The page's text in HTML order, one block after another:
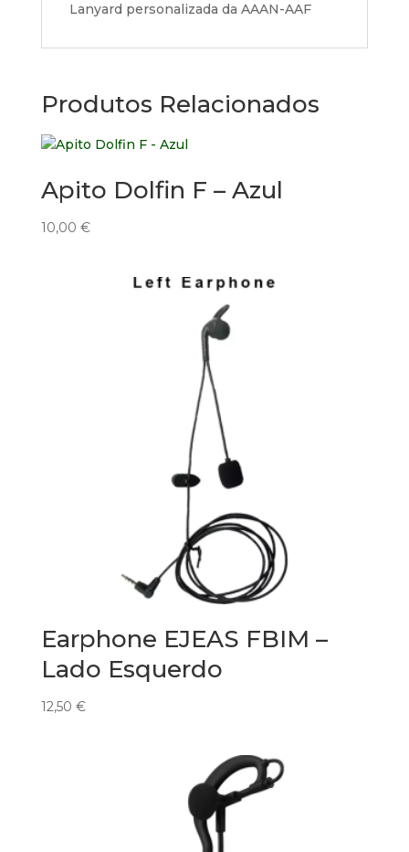
Lanyard personalizada da AAAN-AAF
Produtos Relacionados
Apito Dolfin F – Azul
10,00 €
Earphone EJEAS FBIM –
Lado Esquerdo
12,50 €